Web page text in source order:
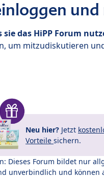
sie das HiPP Forum
um mitzudiskutieren
Neu hier? Jetzt
Vorteile sichern.
Dieses Forum bildet nur
unverbindlich und